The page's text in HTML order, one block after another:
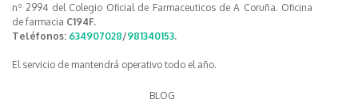
nº 2994 del Colegio Oficial de Farmaceuticos de A Coruña. Oficina
de farmacia C194F.
Teléfonos: 634907028/981340153.
El servicio de mantendrá operativo todo el año.
BLOG